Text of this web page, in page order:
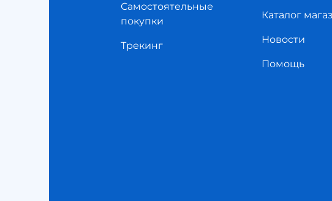
Самостоятельные
покупки
Трекинг
Каталог
Новости
Помощь